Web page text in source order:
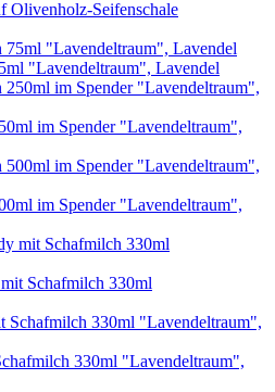
Olivenholz-Seifenschale
"Lavendeltraum", Lavendel
im Spender "Lavendeltraum",
im Spender "Lavendeltraum",
Schafmilch 330ml
330ml "Lavendeltraum",